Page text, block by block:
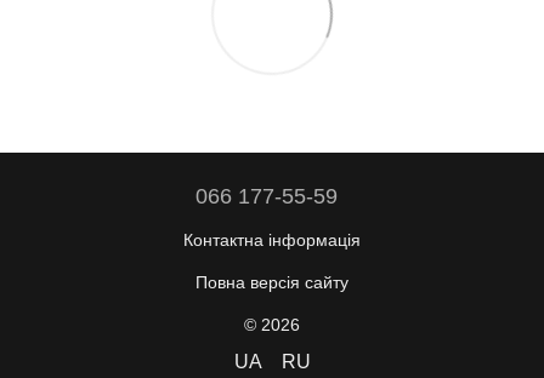
066 177-55-59
Контактна інформація
Повна версія сайту
© 2026
UA RU